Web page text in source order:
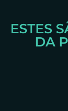
ESTES
DA